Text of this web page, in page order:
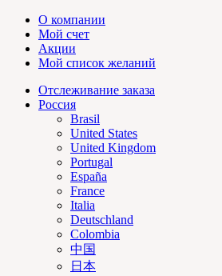
О компании
Мой счет
Акции
Мой список желаний
Отслеживание заказа
Россия
Brasil
United States
United Kingdom
Portugal
España
France
Italia
Deutschland
Colombia
中国
日本